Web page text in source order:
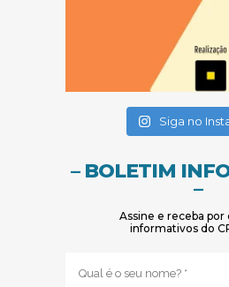
Siga no
– BOLETIM
–
Assine e receba por
informativos do